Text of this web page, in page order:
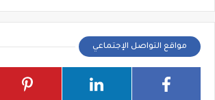
مواقع التواصل الإجتماعي